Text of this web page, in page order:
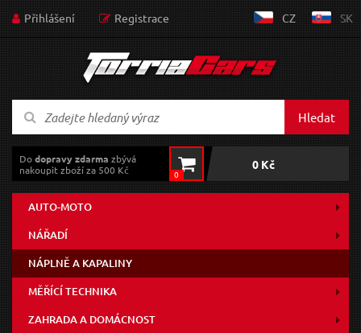
Přihlášení Registrace CZ SK
Hledat
Dodopravy zdarma zbývá
nakoupit zboží za 500 Kč
0
0 Kč
AUTO-MOTO
NÁŘADÍ
NÁPLNĚ A KAPALINY
MĚŘÍCÍ TECHNIKA
ZAHRADA A DOMÁCNOST